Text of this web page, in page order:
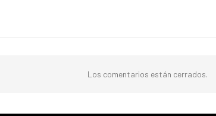
Los comentarios están cerrados.